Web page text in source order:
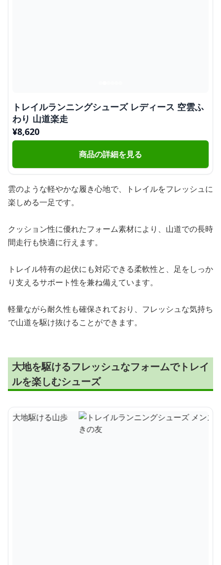
トレイルランニングシューズ レディース 空雲ふ
わり 山道楽走
¥8,620
商品の詳細を見る
雲のような軽やかな履き心地で、トレイルをフレッシュに
楽しめる一足です。
クッション性に優れたフォーム素材により、山道での長時
間走行も快適に行えます。
トレイル特有の起伏にも対応できる柔軟性と、足をしっか
り支えるサポート性を兼ね備えています。
軽量ながら耐久性も確保されており、フレッシュな気持ち
で山道を駆け抜けることができます。
大地を駆けるフレッシュなフォームでトレイ
ルを楽しむシューズ